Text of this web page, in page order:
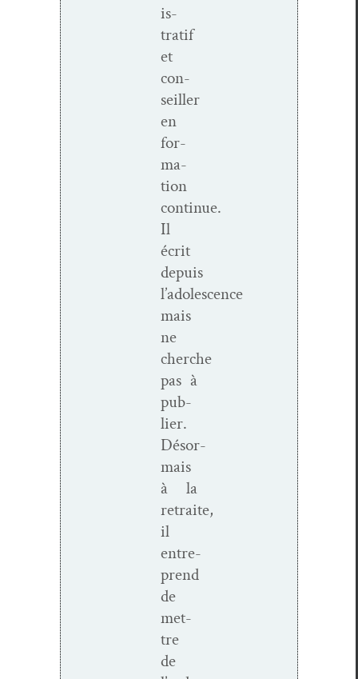
is­
tratif
et
con­
seiller
en
for­
ma­
tion
continue.
Il
écrit
depuis
l’adolescence
mais
ne
cherche
pas à
pub­
li­er.
Désor­
mais
à la
retraite,
il
entre­
prend
de
met­
tre
de